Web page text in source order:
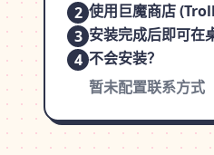
2 使用巨魔商店
3 安装完成后即可在
4 不会安装？
暂未配置联系方式